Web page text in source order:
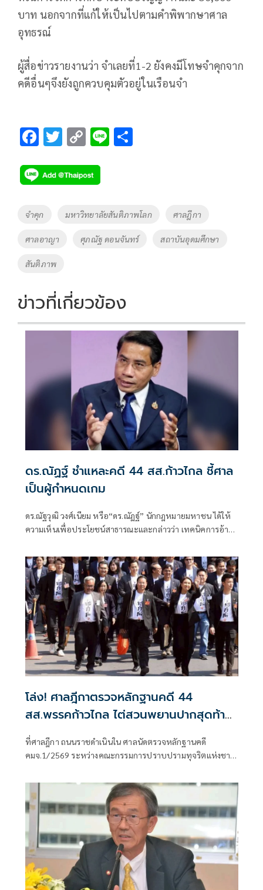
บาท นอกจากที่แก้ให้เป็นไปตามคำพิพากษาศาล
อุทธรณ์
ผู้สื่อข่าวรายงานว่า จำเลยที่1-2 ยังคงมีโทษจำคุกจาก
คดีอื่นๆจึงยังถูกควบคุมตัวอยู่ในเรือนจำ
F
e
b
o
k
T
tt
er
C
p
y
Li
n
k
Li
Tags
จำคุก มหาวิทยาลัยสันติภาพโลก ศาลฎีกา
ศาลอาญา ศุภณัฐ ดอนจันทร์ สถาบันอุดมศึกษา
สันติภาพ
ข่าวที่เกี่ยวข้อง
ดร.ณัฏฐ์ ชำแหละคดี 44 สส.ก้าวไกล ชี้ศาล
เป็นผู้กำหนดเกม
ดร.ณัฐวุฒิ วงศ์เนียม หรือ“ดร.ณัฏฐ์” นักกฎหมายมหาชน ได้ให้
ความเห็นเพื่อประโยชน์สาธารณะและกล่าวว่า เทคนิคการอ้าง
โล่ง! ศาลฎีกาตรวจหลักฐานคดี 44
สส.พรรคก้าวไกล ไต่สวนพยานปากสุดท้าย
18 พ.ค.ปีหน้าก่อนนัดตัดสิน
ที่ศาลฎีกา ถนนราชดำเนินใน ศาลนัดตรวจหลักฐานคดี
คมจ.1/2569 ระหว่างคณะกรรมการปราบปรามทุจริตแห่งชาติ